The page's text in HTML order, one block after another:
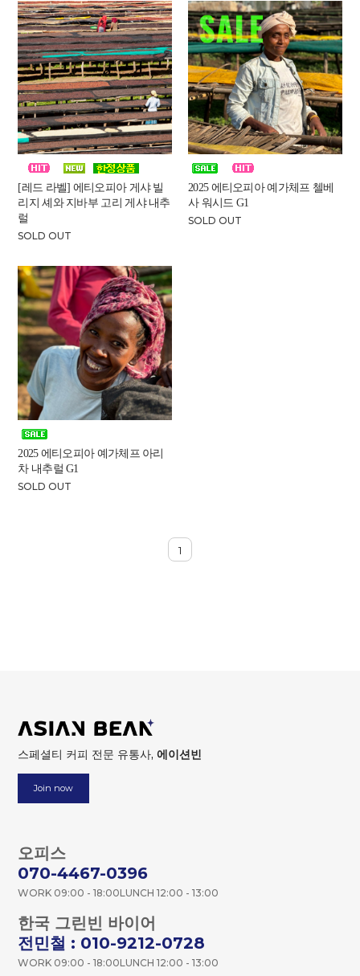
[레드 라벨] 에티오피아 게샤 빌
리지 셰와 지바부 고리 게샤 내추
럴
SOLD OUT
2025 에티오피아 예가체프 첼베
사 워시드 G1
SOLD OUT
2025 에티오피아 예가체프 아리
차 내추럴 G1
SOLD OUT
1
스페셜티 커피 전문 유통사,에이션빈
Join now
오피스
070-4467-0396
WORK 09:00 - 18:00LUNCH 12:00 - 13:00
한국 그린빈 바이어
전민철 : 010-9212-0728
WORK 09:00 - 18:00LUNCH 12:00 - 13:00